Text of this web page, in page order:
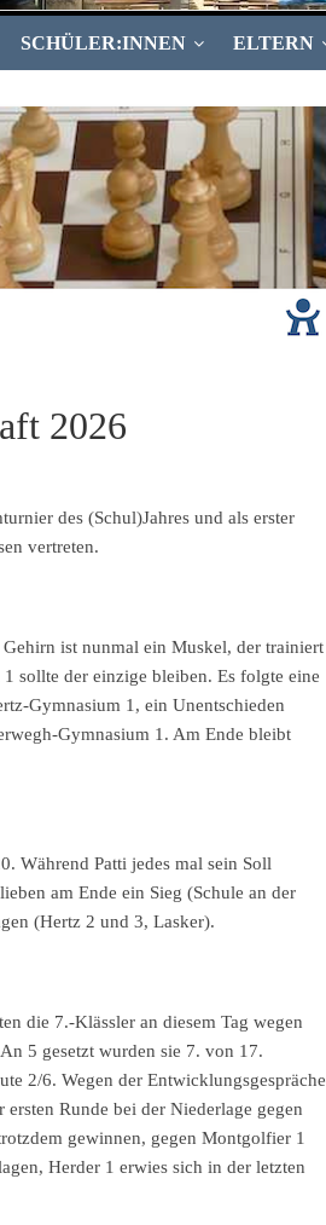
SCHÜLER:INNEN ELTERN
2026
des (Schul)Jahres und als erster
vertreten.
ist nunmal ein Muskel, der trainiert
sollte der einzige bleiben. Es folgte eine
Gymnasium 1, ein Unentschieden
Gymnasium 1. Am Ende bleibt
Während Patti jedes mal sein Soll
am Ende ein Sieg (Schule an der
(Hertz 2 und 3, Lasker).
die 7.-Klässler an diesem Tag wegen
5 gesetzt wurden sie 7. von 17.
2/6. Wegen der Entwicklungsgespräche
Runde bei der Niederlage gegen
gewinnen, gegen Montgolfier 1
Herder 1 erwies sich in der letzten